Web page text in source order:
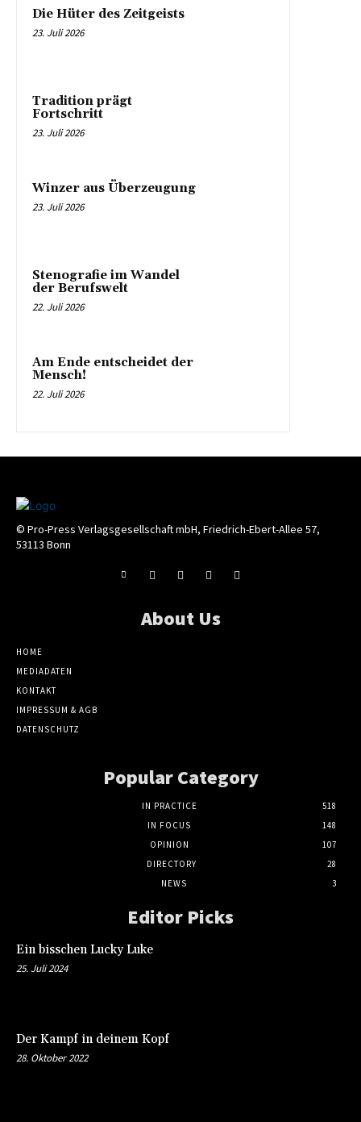
Die Hüter des Zeitgeists
23. Juli 2026
Tradition prägt
Fortschritt
23. Juli 2026
Winzer aus Überzeugung
23. Juli 2026
Stenografie im Wandel
der Berufswelt
22. Juli 2026
Am Ende entscheidet der
Mensch!
22. Juli 2026
© Pro-Press Verlagsgesellschaft mbH, Friedrich-Ebert-Allee 57,
53113 Bonn
About Us
HOME
MEDIADATEN
KONTAKT
IMPRESSUM & AGB
DATENSCHUTZ
Popular Category
IN PRACTICE
518
IN FOCUS
148
OPINION
107
DIRECTORY
28
NEWS
3
Editor Picks
Ein bisschen Lucky Luke
25. Juli 2024
Der Kampf in deinem Kopf
28. Oktober 2022